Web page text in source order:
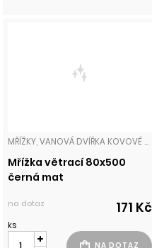
MŘÍŽKY, VANOVÁ DVÍŘKA KOVOVÉ MŘÍŽKY
Mřížka větrací 80x500
černá mat
na dotaz 171 Kč
ks